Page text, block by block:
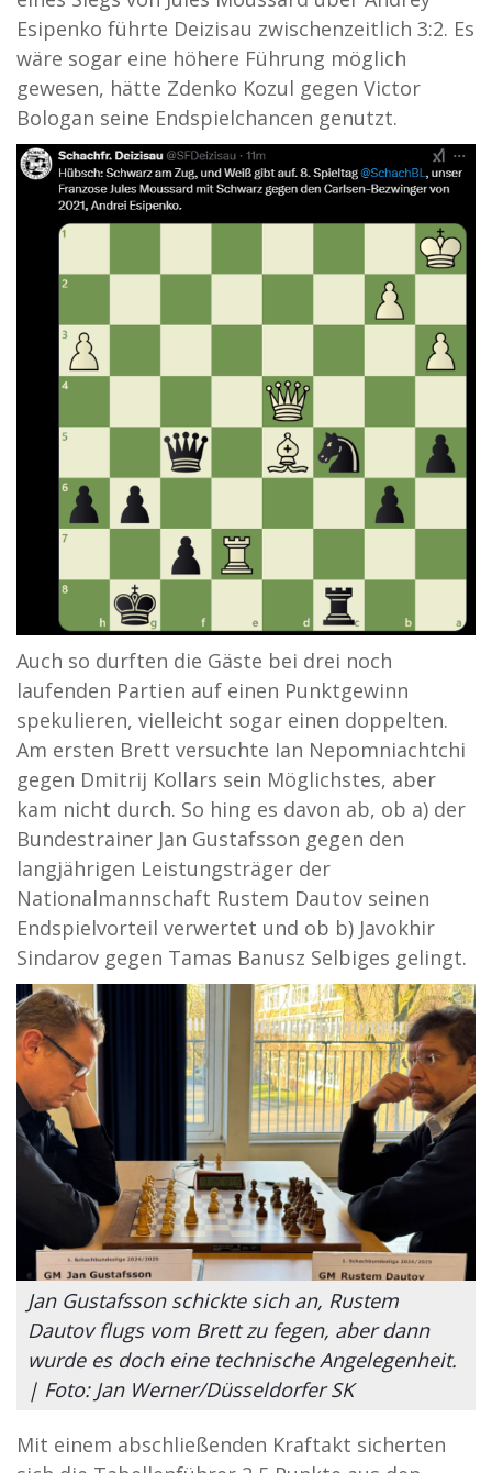
Esipenko führte Deizisau zwischenzeitlich 3:2. Es
wäre sogar eine höhere Führung möglich
gewesen, hätte Zdenko Kozul gegen Victor
Bologan seine Endspielchancen genutzt.
Auch so durften die Gäste bei drei noch
laufenden Partien auf einen Punktgewinn
spekulieren, vielleicht sogar einen doppelten.
Am ersten Brett versuchte Ian Nepomniachtchi
gegen Dmitrij Kollars sein Möglichstes, aber
kam nicht durch. So hing es davon ab, ob a) der
Bundestrainer Jan Gustafsson gegen den
langjährigen Leistungsträger der
Nationalmannschaft Rustem Dautov seinen
Endspielvorteil verwertet und ob b) Javokhir
Sindarov gegen Tamas Banusz Selbiges gelingt.
Jan Gustafsson schickte sich an, Rustem
Dautov flugs vom Brett zu fegen, aber dann
wurde es doch eine technische Angelegenheit.
| Foto: Jan Werner/Düsseldorfer SK
Mit einem abschließenden Kraftakt sicherten